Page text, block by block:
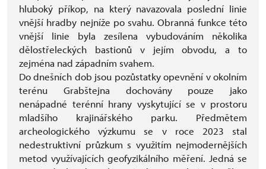
hluboký příkop, na který navazovala poslední linie
vnější hradby nejníže po svahu. Obranná funkce této
vnější linie byla zesílena vybudováním několika
dělostřeleckých bastionů v jejím obvodu, a to
zejména nad západním svahem.
Do dnešních dob jsou pozůstatky opevnění v okolním
terénu Grabštejna dochovány pouze jako
nenápadné terénní hrany vyskytující se v prostoru
mladšího krajinářského parku. Předmětem
archeologického výzkumu se v roce 2023 stal
nedestruktivní průzkum s využitím nejmodernějších
metod využívajících geofyzikálního měření. Jedná se